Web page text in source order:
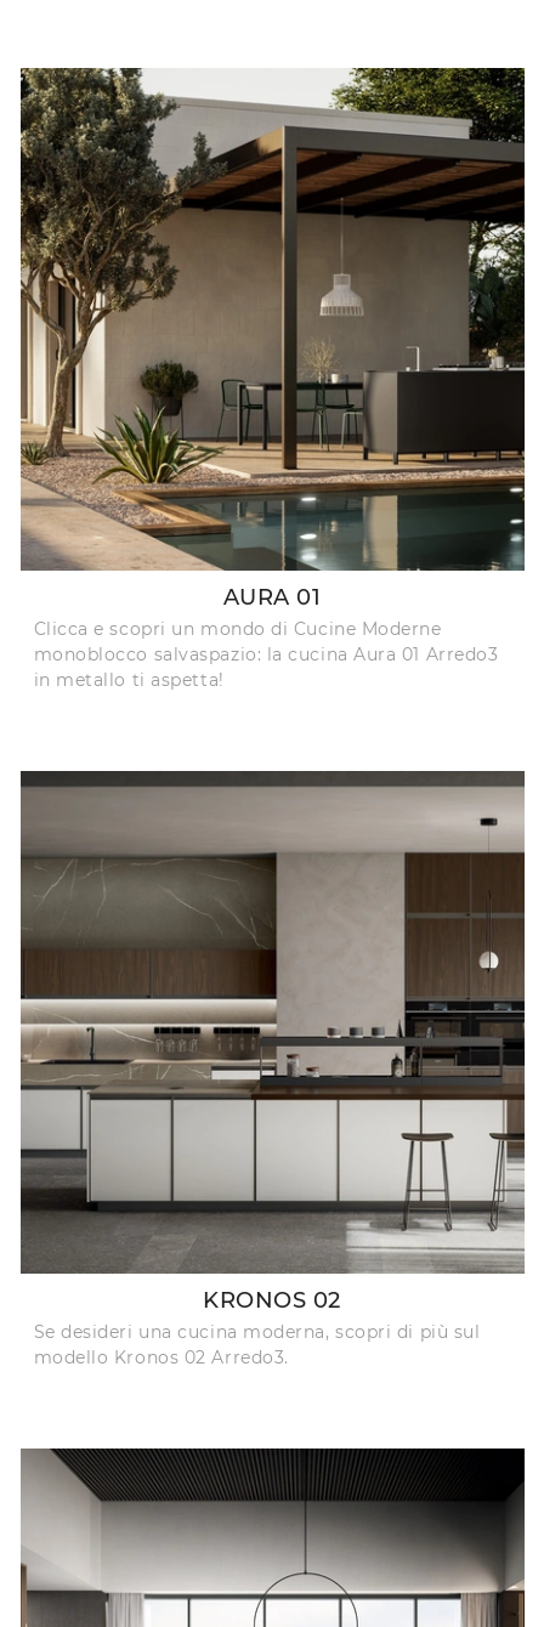
AURA 01
Clicca e scopri un mondo di Cucine Moderne
monoblocco salvaspazio: la cucina Aura 01 Arredo3
in metallo ti aspetta!
KRONOS 02
Se desideri una cucina moderna, scopri di più sul
modello Kronos 02 Arredo3.